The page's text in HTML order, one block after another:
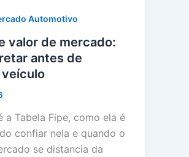
Automotivo
valor de mercado:
antes de
a Tabela Fipe, como ela é
confiar nela e quando o
se distancia da